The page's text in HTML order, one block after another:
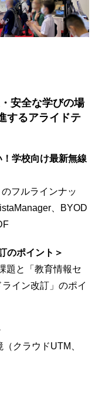
安全な学びの場
するアライドテ
学校向け最新無線
フルラインナッ
、BYOD
のポイント＞
題と「教育情報セ
イン改訂」のポイ
クラウドUTM、